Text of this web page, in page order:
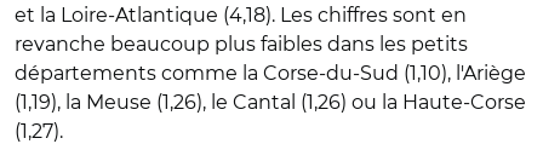
et la Loire-Atlantique (4,18). Les chiffres sont en
revanche beaucoup plus faibles dans les petits
départements comme la Corse-du-Sud (1,10), l'Ariège
(1,19), la Meuse (1,26), le Cantal (1,26) ou la Haute-Corse
(1,27).